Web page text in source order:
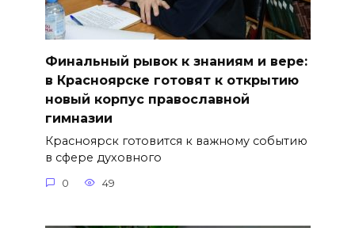
Финальный рывок к знаниям и вере:
в Красноярске готовят к открытию
новый корпус православной
гимназии
Красноярск готовится к важному событию
в сфере духовного
0 49